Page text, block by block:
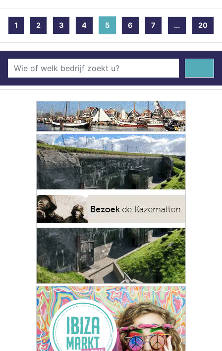
1 2 3 4 5 (current)
6 7 ... 20